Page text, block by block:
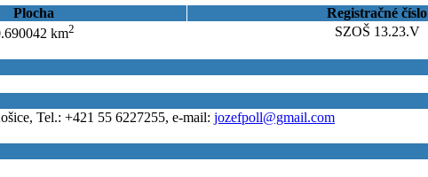
Plocha Registračné číslo
km2 SZOŠ 13.23.V
Tel.: +421 55 6227255, e-mail: jozefpoll@gmail.com